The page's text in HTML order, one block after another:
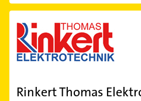
Rinkert Thomas